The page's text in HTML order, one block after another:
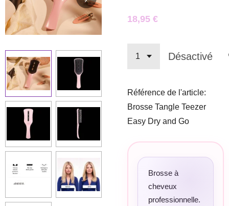
18,95 €
Désactivé
Référence de l'article:
Brosse Tangle Teezer
Easy Dry and Go
Brosse à
cheveux
professionnelle.